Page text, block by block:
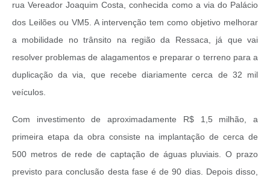
rua Vereador Joaquim Costa, conhecida como a via do Palácio
dos Leilões ou VM5. A intervenção tem como objetivo melhorar
a mobilidade no trânsito na região da Ressaca, já que vai
resolver problemas de alagamentos e preparar o terreno para a
duplicação da via, que recebe diariamente cerca de 32 mil
veículos.
Com investimento de aproximadamente R$ 1,5 milhão, a
primeira etapa da obra consiste na implantação de cerca de
500 metros de rede de captação de águas pluviais. O prazo
previsto para conclusão desta fase é de 90 dias. Depois disso,